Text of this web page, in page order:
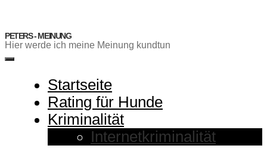
springen
PETERS - MEINUNG
Hier werde ich meine Meinung kundtun
Menü
Startseite
Rating für Hunde
Kriminalität
Internetkriminalität